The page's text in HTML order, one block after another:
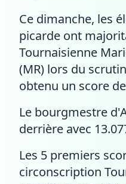
Ce dimanche, les
picarde ont
Tournaisienne
(MR) lors du
obtenu un score
Le bourgmestre
derrière avec
Les 5 premiers
circonscription